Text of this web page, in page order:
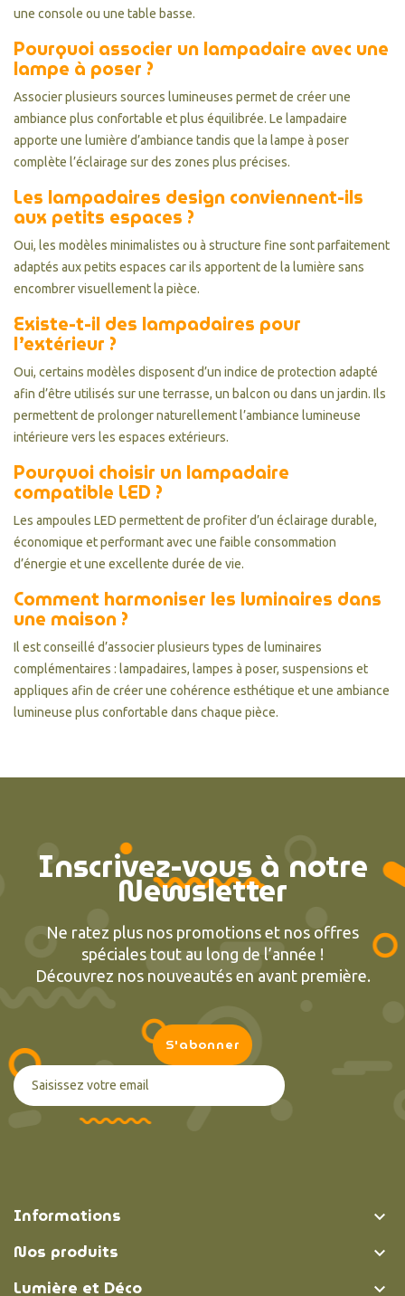
une console ou une table basse.
Pourquoi associer un lampadaire avec une
lampe à poser ?
Associer plusieurs sources lumineuses permet de créer une
ambiance plus confortable et plus équilibrée. Le lampadaire
apporte une lumière d’ambiance tandis que la lampe à poser
complète l’éclairage sur des zones plus précises.
Les lampadaires design conviennent-ils
aux petits espaces ?
Oui, les modèles minimalistes ou à structure fine sont parfaitement
adaptés aux petits espaces car ils apportent de la lumière sans
encombrer visuellement la pièce.
Existe-t-il des lampadaires pour
l’extérieur ?
Oui, certains modèles disposent d’un indice de protection adapté
afin d’être utilisés sur une terrasse, un balcon ou dans un jardin. Ils
permettent de prolonger naturellement l’ambiance lumineuse
intérieure vers les espaces extérieurs.
Pourquoi choisir un lampadaire
compatible LED ?
Les ampoules LED permettent de profiter d’un éclairage durable,
économique et performant avec une faible consommation
d’énergie et une excellente durée de vie.
Comment harmoniser les luminaires dans
une maison ?
Il est conseillé d’associer plusieurs types de luminaires
complémentaires : lampadaires, lampes à poser, suspensions et
appliques afin de créer une cohérence esthétique et une ambiance
lumineuse plus confortable dans chaque pièce.
Inscrivez-vous à notre
Newsletter
Ne ratez plus nos promotions et nos offres
spéciales tout au long de l’année !
Découvrez nos nouveautés en avant première.
Informations 
Nos produits 
Lumière et Déco 